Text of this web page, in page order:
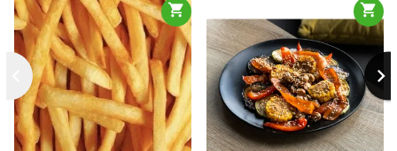
keyboard_arrow_right
shopping_cart shopping_cart